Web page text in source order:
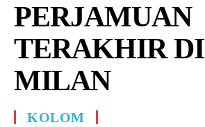
PERJAMUAN
TERAKHIR DI
MILAN
KOLOM